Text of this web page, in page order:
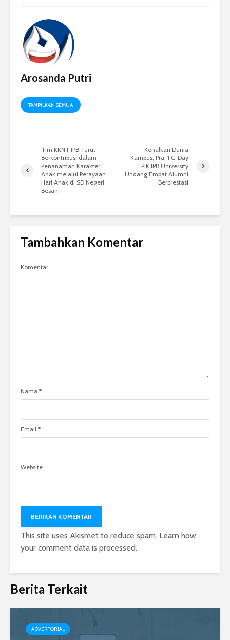
Arosanda Putri
TAMPILKAN SEMUA
Tim KKNT IPB Turut
Berkontribusi dalam
Penanaman Karakter
Anak melalui Perayaan
Hari Anak di SD Negeri
Besani
Kenalkan Dunia
Kampus, Pra-1 C-Day
FPIK IPB University
Undang Empat Alumni
Berprestasi
Tambahkan Komentar
Komentar
Nama *
Email *
Website
This site uses Akismet to reduce spam. Learn how
your comment data is processed.
Berita Terkait
ADVERTORIAL